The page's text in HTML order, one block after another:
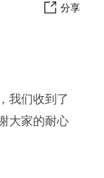
分享
我们收到了
大家的耐心